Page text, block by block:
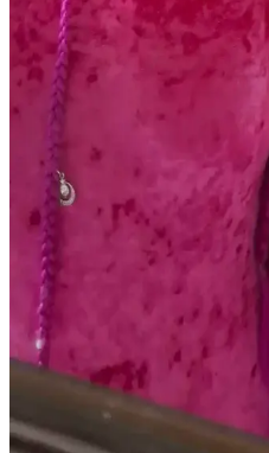
Renkleri ve Uygun Ürün
Soğuk alt tonlu açık tenliler için
doğal dudak renkleri ve uygun
kullanımda tercih edilen lip
Dijital Kameralarla
Canlı ve Parlak
Dijital kameralar, metalik ve
yüksek çözünürlükte yakalayarak
parlak görünmesini sağlar. Doğru
önemlidir.
Mat Ruj Kullanarak
Yaratıcı Şekillendirme
Mat rujlar, kaşlarda canlı renkler
sabitleme, kalıcılığı artırır.
tekniklerle kişisel ifade güçlenir.